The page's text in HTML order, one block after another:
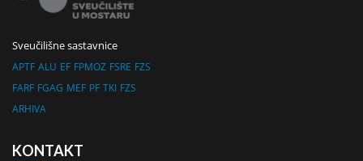
Sveučilišne sastavnice
APTF ALU EF FPMOZ FSRE FZS
FARF FGAG MEF PF TKI FZS
ARHIVA
KONTAKT